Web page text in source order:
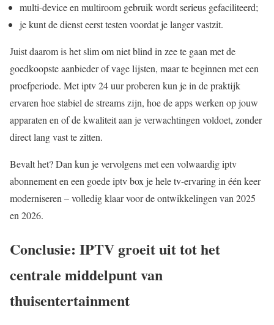
multi-device en multiroom gebruik wordt serieus gefaciliteerd;
je kunt de dienst eerst testen voordat je langer vastzit.
Juist daarom is het slim om niet blind in zee te gaan met de
goedkoopste aanbieder of vage lijsten, maar te beginnen met een
proefperiode. Met iptv 24 uur proberen kun je in de praktijk
ervaren hoe stabiel de streams zijn, hoe de apps werken op jouw
apparaten en of de kwaliteit aan je verwachtingen voldoet, zonder
direct lang vast te zitten.
Bevalt het? Dan kun je vervolgens met een volwaardig iptv
abonnement en een goede iptv box je hele tv-ervaring in één keer
moderniseren – volledig klaar voor de ontwikkelingen van 2025
en 2026.
Conclusie: IPTV groeit uit tot het
centrale middelpunt van
thuisentertainment